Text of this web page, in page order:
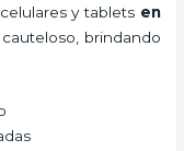
y tablets en
brindando